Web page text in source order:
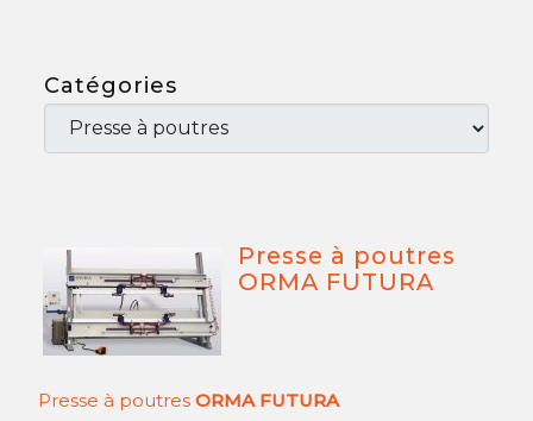
Catégories
Presse à poutres
ORMA FUTURA
Presse à poutres ORMA FUTURA